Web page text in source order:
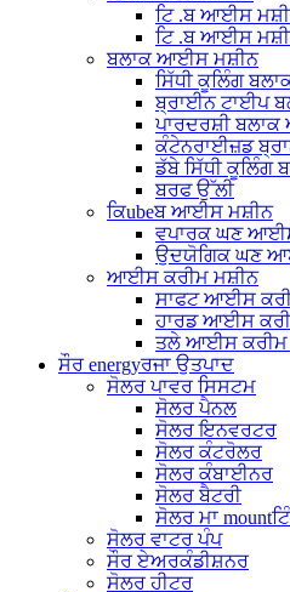
ਟਿ .ਬ ਆਈਸ
ਟਿ .ਬ ਆਈਸ
ਬਲਾਕ ਆਈਸ ਮਸ਼ੀਨ
ਸਿੱਧੀ ਕੂਲਿੰਗ
ਬ੍ਰਾਈਨ ਟਾਈਪ
ਪਾਰਦਰਸ਼ੀ
ਕੰਟੇਨਰਾਈਜ਼ਡ
ਡੱਬੇ ਸਿੱਧੀ
ਬਰਫ ਉੱਲੀ
ਕਿubeਬ ਆਈਸ ਮਸ਼ੀਨ
ਵਪਾਰਕ ਘਣ
ਉਦਯੋਗਿਕ ਘਣ
ਆਈਸ ਕਰੀਮ ਮਸ਼ੀਨ
ਸਾਫਟ ਆਈਸ
ਹਾਰਡ ਆਈਸ
ਤਲੇ ਆਈਸ ਕਰੀਮ
ਸੌਰ energyਰਜਾ ਉਤਪਾਦ
ਸੋਲਰ ਪਾਵਰ ਸਿਸਟਮ
ਸੋਲਰ ਪੈਨਲ
ਸੋਲਰ ਇਨਵਰਟਰ
ਸੋਲਰ ਕੰਟਰੋਲਰ
ਸੋਲਰ ਕੰਬਾਈਨਰ
ਸੋਲਰ ਬੈਟਰੀ
ਸੋਲਰ ਮਾ
ਸੋਲਰ ਵਾਟਰ ਪੰਪ
ਸੌਰ ਏਅਰਕੰਡੀਸ਼ਨਰ
ਸੋਲਰ ਹੀਟਰ